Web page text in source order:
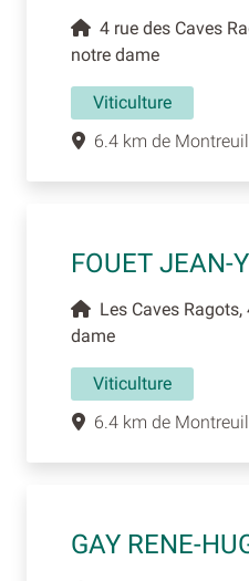
4 rue des Caves
notre dame
Viticulture
6.4 km de
FOUET JEAN-
Les Caves
dame
Viticulture
6.4 km de
GAY RENE-